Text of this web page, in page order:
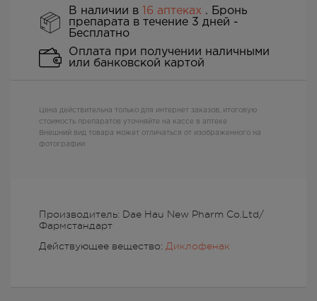
Производитель: Dae Hau New Pharm Co.Ltd/
Фармстандарт
Действующее вещество: Диклофенак
В наличии в 16 аптеках . Бронь
препарата в течение 3 дней -
Бесплатно
Оплата при получении наличными
или банковской картой
Цена действительна только для интернет заказов, итоговую
стоимость препаратов уточняйте на кассе в аптеке
Внешний вид товара может отличаться от изображенного на
фотографии